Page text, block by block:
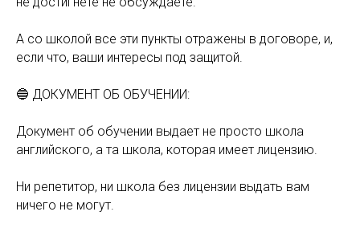
А со школой все эти пункты отражены в договоре, и,
если что, ваши интересы под защитой.
🔵 ДОКУМЕНТ ОБ ОБУЧЕНИИ:
Документ об обучении выдает не просто школа
английского, а та школа, которая имеет лицензию.
Ни репетитор, ни школа без лицензии выдать вам
ничего не могут.